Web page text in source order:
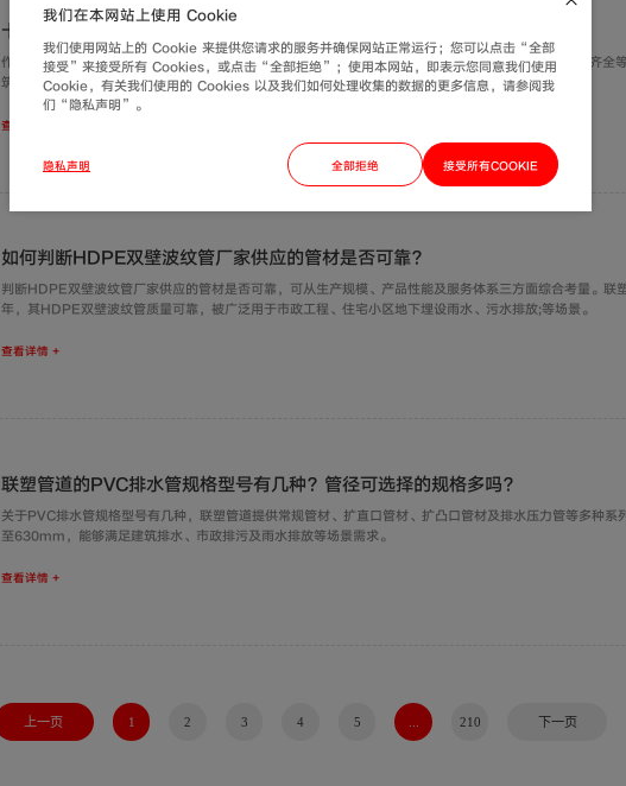
卡压用不锈钢给水管厂家众多，联塑管道的产品有什么特别之处？
作为卡压用不锈钢给水管厂家，联塑管道生产的不锈钢给水管凭借原材料品质高、卡压连接可靠及规格齐全
筑给水、冷却循环水系统、气体输送等场景。
查看详情 +
如何判断HDPE双壁波纹管厂家供应的管材是否可靠？
判断HDPE双壁波纹管厂家供应的管材是否可靠，可从生产规模、产品性能及服务体系三方面综合考量。联
年，其HDPE双壁波纹管质量可靠，被广泛用于市政工程、住宅小区地下埋设雨水、污水排放;等场景。
查看详情 +
联塑管道的PVC排水管规格型号有几种？管径可选择的规格多吗？
关于PVC排水管规格型号有几种，联塑管道提供常规管材、扩直口管材、扩凸口管材及排水压力管等多种
至630mm，能够满足建筑排水、市政排污及雨水排放等场景需求。
查看详情 +
上一页 1 2 3 4 5 210 下一页
我们在本网站上使用 Cookie
我们使用网站上的 Cookie 来提供您请求的服务并确保网站正常运行；您可以点击“全部
接受”来接受所有 Cookies，或点击“全部拒绝”；使用本网站，即表示您同意我们使用
Cookie，有关我们使用的 Cookies 以及我们如何处理收集的数据的更多信息，请参阅我
们“隐私声明”。
隐私声明 全部拒绝 接受所有COOKIE